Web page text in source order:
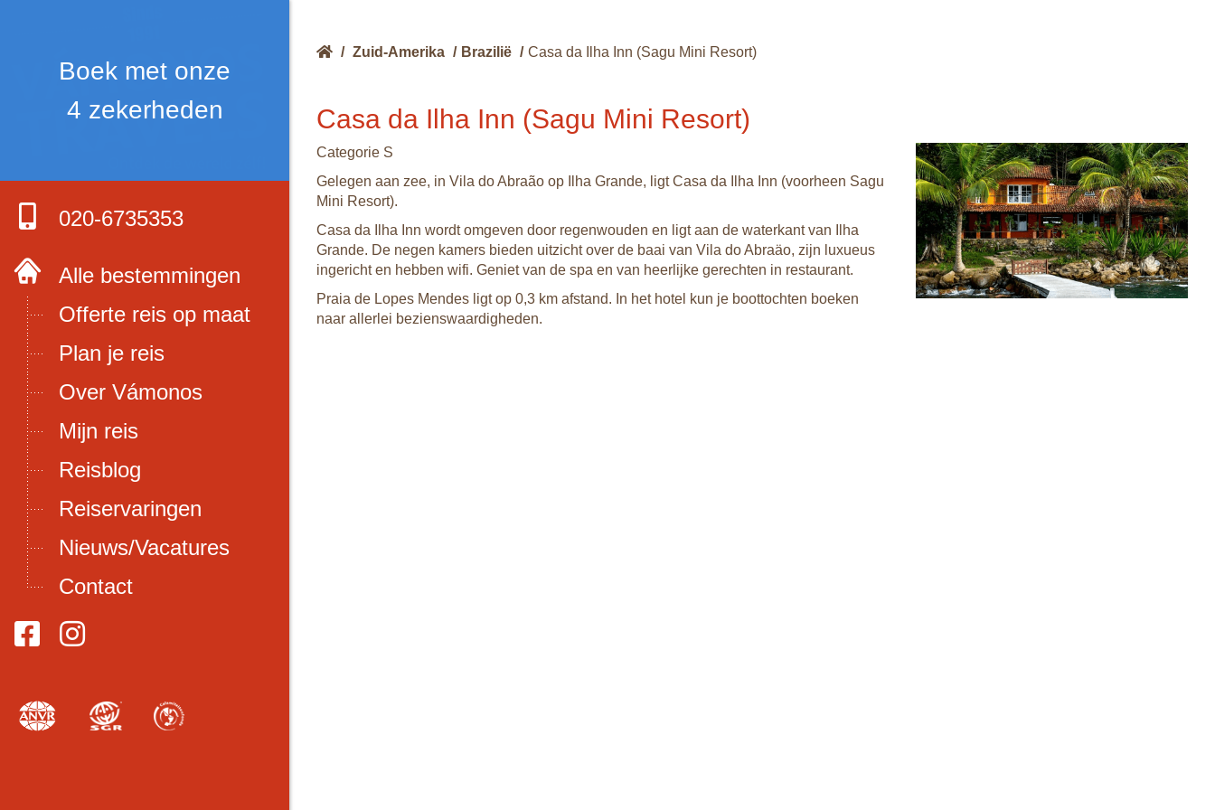
Boek met onze
4 zekerheden
020-6735353
Alle bestemmingen
Offerte reis op maat
Plan je reis
Over Vámonos
Mijn reis
Reisblog
Reiservaringen
Nieuws/Vacatures
Contact
/ Zuid-Amerika / Brazilië / Casa da Ilha Inn (Sagu Mini Resort)
Casa da Ilha Inn (Sagu Mini Resort)
Categorie S
Gelegen aan zee, in Vila do Abraão op Ilha Grande, ligt Casa da Ilha Inn (voorheen Sagu
Mini Resort).
Casa da Ilha Inn wordt omgeven door regenwouden en ligt aan de waterkant van Ilha
Grande. De negen kamers bieden uitzicht over de baai van Vila do Abraäo, zijn luxueus
ingericht en hebben wifi. Geniet van de spa en van heerlijke gerechten in restaurant.
Praia de Lopes Mendes ligt op 0,3 km afstand. In het hotel kun je boottochten boeken
naar allerlei bezienswaardigheden.